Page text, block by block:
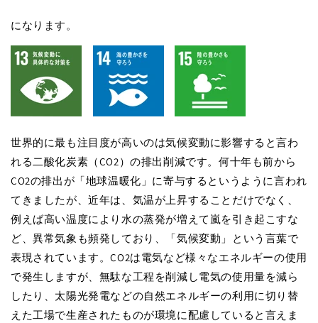
になります。
世界的に最も注目度が高いのは気候変動に影響すると言わ
れる二酸化炭素（CO2）の排出削減です。何十年も前から
CO2の排出が「地球温暖化」に寄与するというように言われ
てきましたが、近年は、気温が上昇することだけでなく、
例えば高い温度により水の蒸発が増えて嵐を引き起こすな
ど、異常気象も頻発しており、「気候変動」という言葉で
表現されています。CO2は電気など様々なエネルギーの使用
で発生しますが、無駄な工程を削減し電気の使用量を減ら
したり、太陽光発電などの自然エネルギーの利用に切り替
えた工場で生産されたものが環境に配慮していると言えま